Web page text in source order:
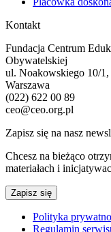
Kontakt
Fundacja Centrum
Obywatelskiej
ul. Noakowskiego 10/1,
Warszawa
(022) 622 00 89
ceo@ceo.org.pl
Zapisz się na nasz
Chcesz na bieżąco
materiałach i
Zapisz się
Polityka
Regulamin